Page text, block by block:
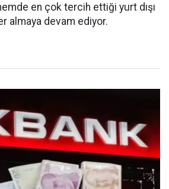
en çok tercih ettiği yurt dışı
almaya devam ediyor.